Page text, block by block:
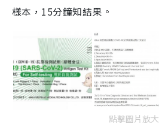
樣本，15分鐘知結果。
點擊圖片放大